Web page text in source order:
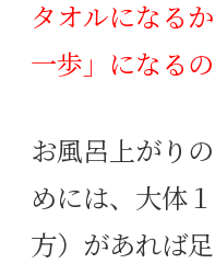
タオルになる
一歩」になる
お風呂上がり
めには、大体
方）があれば